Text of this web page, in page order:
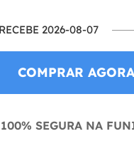
RECEBE 2026-08-07
COMPRAR
SEGURA NA